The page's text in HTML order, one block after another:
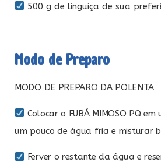
500 g de linguiça de sua
Modo de Preparo
MODO DE PREPARO DA POLENTA
Colocar o FUBÁ MIMOSO PQ
um pouco de água fria e misturar
Ferver o restante da água e